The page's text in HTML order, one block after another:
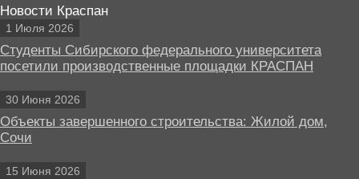
Новости Краспан
1 Июля 2026
Студенты Сибирского федерального университета
посетили производственные площадки КРАСПАН
30 Июня 2026
Объекты завершенного строительства: Жилой дом,
Сочи
15 Июня 2026